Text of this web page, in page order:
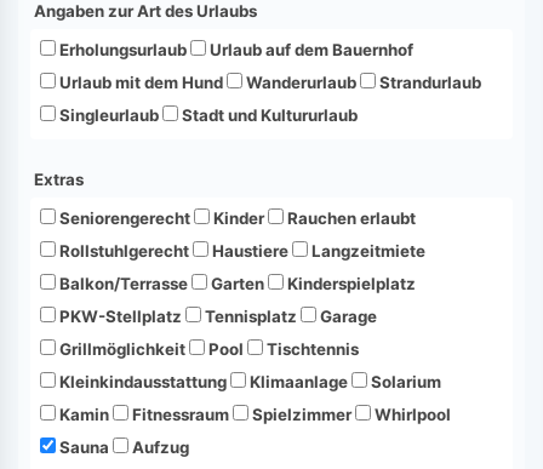
Angaben zur Art des Urlaubs
Erholungsurlaub
Urlaub auf dem Bauernhof
Urlaub mit dem Hund
Wanderurlaub
Strandurlaub
Singleurlaub
Stadt und Kultururlaub
Extras
Seniorengerecht
Kinder
Rauchen erlaubt
Rollstuhlgerecht
Haustiere
Langzeitmiete
Balkon/Terrasse
Garten
Kinderspielplatz
PKW-Stellplatz
Tennisplatz
Garage
Grillmöglichkeit
Pool
Tischtennis
Kleinkindausstattung
Klimaanlage
Solarium
Kamin
Fitnessraum Spielzimmer
Whirlpool
Sauna
Aufzug